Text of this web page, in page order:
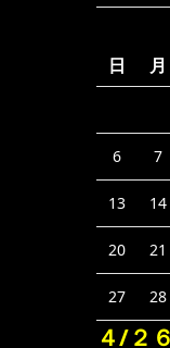
日
月
6 7
13 14
20 21
27 28
４/２